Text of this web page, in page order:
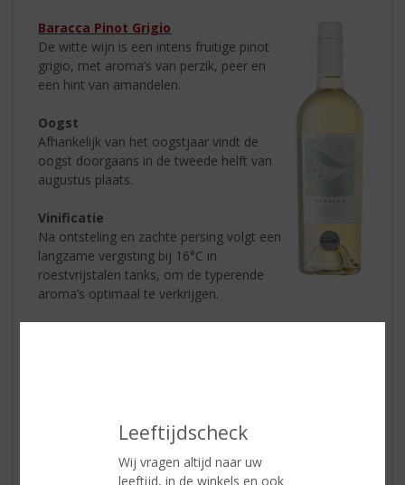
Leeftijdscheck
Wij vragen altijd naar uw
leeftijd, in de winkels en ook
Baracca Pinot Grigio
De witte wijn is een intens fruitige pinot
grigio, met aroma’s van perzik, peer en
een hint van amandelen.
Oogst
Afhankelijk van het oogstjaar vindt de
oogst doorgaans in de tweede helft van
augustus plaats.
Vinificatie
Na ontsteling en zachte persing volgt een
langzame vergisting bij 16°C in
roestvrijstalen tanks, om de typerende
aroma’s optimaal te verkrijgen.
uitstekend als aperitief, of in combinatie met
salades, visgerechten en pasta’s met lichte sauzen